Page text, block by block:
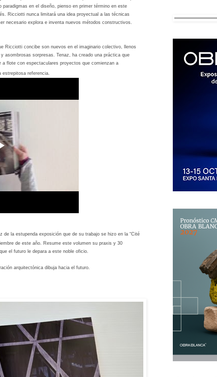
paradigmas en el diseño, pienso en primer término en este
Ricciotti nunca limitará una idea proyectual a las técnicas
necesario explora e inventa nuevos métodos constructivos.
Ricciotti concibe son nuevos en el imaginario colectivo, llenos
asombrosas sorpresas. Tenaz, ha creado una práctica que
a flote con espectaculares proyectos que comienzan a
referencia.
la estupenda exposición que de su trabajo se hizo en la “Cité
de este año. Resume este volumen su praxis y 30
el futuro le depara a este noble oficio.
arquitectónica dibuja hacia el futuro.